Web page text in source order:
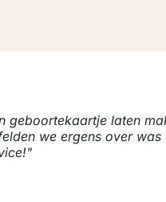
geboortekaartje laten
we ergens over